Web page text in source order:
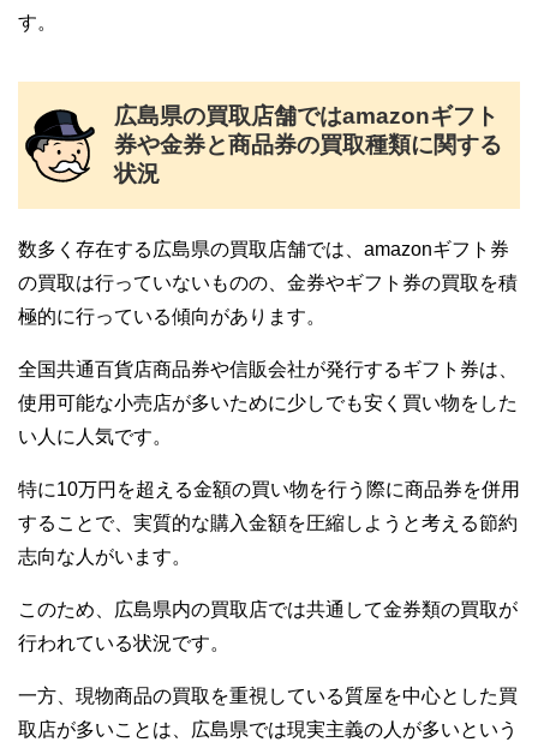
す。
広島県の買取店舗ではamazonギフト
券や金券と商品券の買取種類に関する
状況
数多く存在する広島県の買取店舗では、amazonギフト券
の買取は行っていないものの、金券やギフト券の買取を積
極的に行っている傾向があります。
全国共通百貨店商品券や信販会社が発行するギフト券は、
使用可能な小売店が多いために少しでも安く買い物をした
い人に人気です。
特に10万円を超える金額の買い物を行う際に商品券を併用
することで、実質的な購入金額を圧縮しようと考える節約
志向な人がいます。
このため、広島県内の買取店では共通して金券類の買取が
行われている状況です。
一方、現物商品の買取を重視している質屋を中心とした買
取店が多いことは、広島県では現実主義の人が多いという